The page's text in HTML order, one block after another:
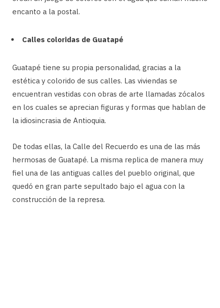
encanto a la postal.
Calles coloridas de Guatapé
Guatapé tiene su propia personalidad, gracias a la
estética y colorido de sus calles. Las viviendas se
encuentran vestidas con obras de arte llamadas zócalos
en los cuales se aprecian figuras y formas que hablan de
la idiosincrasia de Antioquia.
De todas ellas, la Calle del Recuerdo es una de las más
hermosas de Guatapé. La misma replica de manera muy
fiel una de las antiguas calles del pueblo original, que
quedó en gran parte sepultado bajo el agua con la
construcción de la represa.